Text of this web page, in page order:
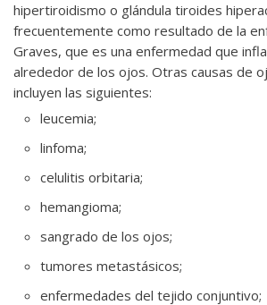
hipertiroidismo o glándula tiroides
frecuentemente como resultado de la
Graves, que es una enfermedad que
alrededor de los ojos. Otras causas de
incluyen las siguientes:
leucemia;
linfoma;
celulitis orbitaria;
hemangioma;
sangrado de los ojos;
tumores metastásicos;
enfermedades del tejido conjuntivo;